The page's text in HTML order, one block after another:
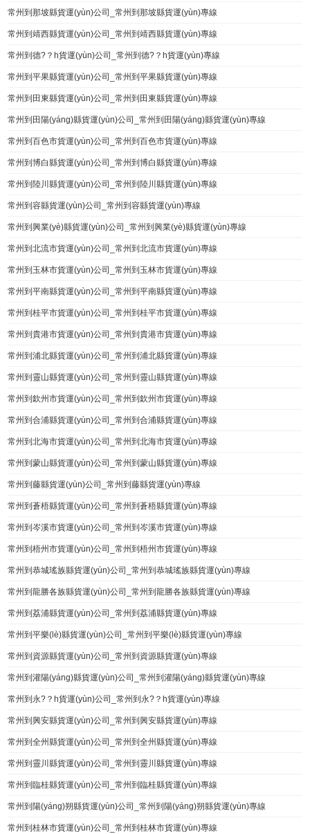
常州到那坡縣貨運(yùn)公司_常州到那坡縣貨運(yùn)專線
常州到靖西縣貨運(yùn)公司_常州到靖西縣貨運(yùn)專線
常州到德?？h貨運(yùn)公司_常州到德?？h貨運(yùn)專線
常州到平果縣貨運(yùn)公司_常州到平果縣貨運(yùn)專線
常州到田東縣貨運(yùn)公司_常州到田東縣貨運(yùn)專線
常州到田陽(yáng)縣貨運(yùn)公司_常州到田陽(yáng)縣貨運(yùn)專線
常州到百色市貨運(yùn)公司_常州到百色市貨運(yùn)專線
常州到博白縣貨運(yùn)公司_常州到博白縣貨運(yùn)專線
常州到陸川縣貨運(yùn)公司_常州到陸川縣貨運(yùn)專線
常州到容縣貨運(yùn)公司_常州到容縣貨運(yùn)專線
常州到興業(yè)縣貨運(yùn)公司_常州到興業(yè)縣貨運(yùn)專線
常州到北流市貨運(yùn)公司_常州到北流市貨運(yùn)專線
常州到玉林市貨運(yùn)公司_常州到玉林市貨運(yùn)專線
常州到平南縣貨運(yùn)公司_常州到平南縣貨運(yùn)專線
常州到桂平市貨運(yùn)公司_常州到桂平市貨運(yùn)專線
常州到貴港市貨運(yùn)公司_常州到貴港市貨運(yùn)專線
常州到浦北縣貨運(yùn)公司_常州到浦北縣貨運(yùn)專線
常州到靈山縣貨運(yùn)公司_常州到靈山縣貨運(yùn)專線
常州到欽州市貨運(yùn)公司_常州到欽州市貨運(yùn)專線
常州到合浦縣貨運(yùn)公司_常州到合浦縣貨運(yùn)專線
常州到北海市貨運(yùn)公司_常州到北海市貨運(yùn)專線
常州到蒙山縣貨運(yùn)公司_常州到蒙山縣貨運(yùn)專線
常州到藤縣貨運(yùn)公司_常州到藤縣貨運(yùn)專線
常州到蒼梧縣貨運(yùn)公司_常州到蒼梧縣貨運(yùn)專線
常州到岑溪市貨運(yùn)公司_常州到岑溪市貨運(yùn)專線
常州到梧州市貨運(yùn)公司_常州到梧州市貨運(yùn)專線
常州到恭城瑤族縣貨運(yùn)公司_常州到恭城瑤族縣貨運(yùn)專線
常州到龍勝各族縣貨運(yùn)公司_常州到龍勝各族縣貨運(yùn)專線
常州到荔浦縣貨運(yùn)公司_常州到荔浦縣貨運(yùn)專線
常州到平樂(lè)縣貨運(yùn)公司_常州到平樂(lè)縣貨運(yùn)專線
常州到資源縣貨運(yùn)公司_常州到資源縣貨運(yùn)專線
常州到灌陽(yáng)縣貨運(yùn)公司_常州到灌陽(yáng)縣貨運(yùn)專線
常州到永?？h貨運(yùn)公司_常州到永?？h貨運(yùn)專線
常州到興安縣貨運(yùn)公司_常州到興安縣貨運(yùn)專線
常州到全州縣貨運(yùn)公司_常州到全州縣貨運(yùn)專線
常州到靈川縣貨運(yùn)公司_常州到靈川縣貨運(yùn)專線
常州到臨桂縣貨運(yùn)公司_常州到臨桂縣貨運(yùn)專線
常州到陽(yáng)朔縣貨運(yùn)公司_常州到陽(yáng)朔縣貨運(yùn)專線
常州到桂林市貨運(yùn)公司_常州到桂林市貨運(yùn)專線